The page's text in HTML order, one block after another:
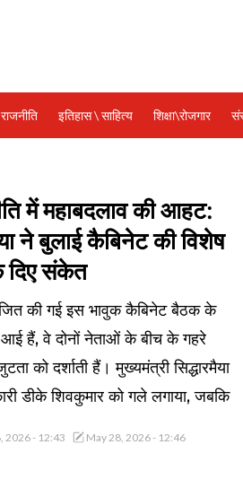
राजनीति इतिहास \ साहित्य शिक्षा\रोजगार
में महाबदलाव की आहट:
ने बुलाई कैबिनेट की विशेष
संकेत
की गई इस भावुक कैबिनेट बैठक के
आई हैं, वे दोनों नेताओं के बीच के गहरे
को दर्शाती हैं। मुख्यमंत्री सिद्धारमैया
डीके शिवकुमार को गले लगाया, जबकि
2026 - 12:43
May 28, 2026 - 12:46